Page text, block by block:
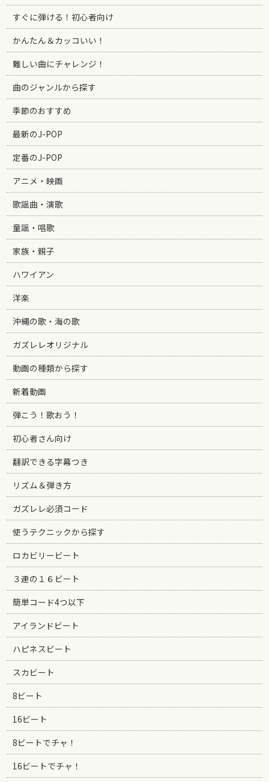
すぐに弾ける！初心者向け
かんたん＆カッコいい！
難しい曲にチャレンジ！
曲のジャンルから探す
季節のおすすめ
最新のJ-POP
定番のJ-POP
アニメ・映画
歌謡曲・演歌
童謡・唱歌
家族・親子
ハワイアン
洋楽
沖縄の歌・海の歌
ガズレレオリジナル
動画の種類から探す
新着動画
弾こう！歌おう！
初心者さん向け
翻訳できる字幕つき
リズム＆弾き方
ガズレレ必須コード
使うテクニックから探す
ロカビリービート
３連の１６ビート
簡単コード4つ以下
アイランドビート
ハピネスビート
スカビート
8ビート
16ビート
8ビートでチャ！
16ビートでチャ！